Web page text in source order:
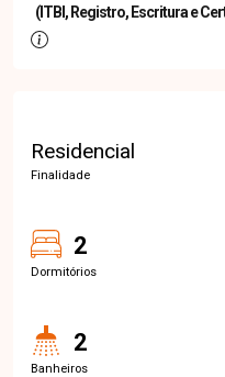
(ITBI, Registro, Escritura e
Residencial
Finalidade
2
Dormitórios
2
Banheiros